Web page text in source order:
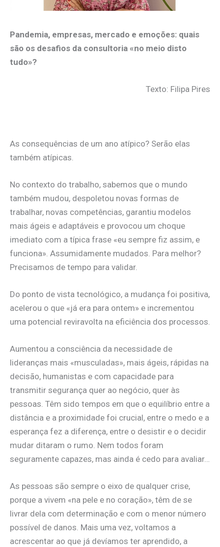
Pandemia, empresas, mercado e emoções: quais
são os desafios da consultoria «no meio disto
tudo»?
Texto: Filipa Pires
As consequências de um ano atípico? Serão elas
também atípicas.
No contexto do trabalho, sabemos que o mundo
também mudou, despoletou novas formas de
trabalhar, novas competências, garantiu modelos
mais ágeis e adaptáveis e provocou um choque
imediato com a típica frase «eu sempre fiz assim, e
funciona». Assumidamente mudados. Para melhor?
Precisamos de tempo para validar.
Do ponto de vista tecnológico, a mudança foi positiva,
acelerou o que «já era para ontem» e incrementou
uma potencial reviravolta na eficiência dos processos.
Aumentou a consciência da necessidade de
lideranças mais «musculadas», mais ágeis, rápidas na
decisão, humanistas e com capacidade para
transmitir segurança quer ao negócio, quer às
pessoas. Têm sido tempos em que o equilíbrio entre a
distância e a proximidade foi crucial, entre o medo e a
esperança fez a diferença, entre o desistir e o decidir
mudar ditaram o rumo. Nem todos foram
seguramente capazes, mas ainda é cedo para avaliar…
As pessoas são sempre o eixo de qualquer crise,
porque a vivem «na pele e no coração», têm de se
livrar dela com determinação e com o menor número
possível de danos. Mais uma vez, voltamos a
acrescentar ao que já devíamos ter aprendido, a